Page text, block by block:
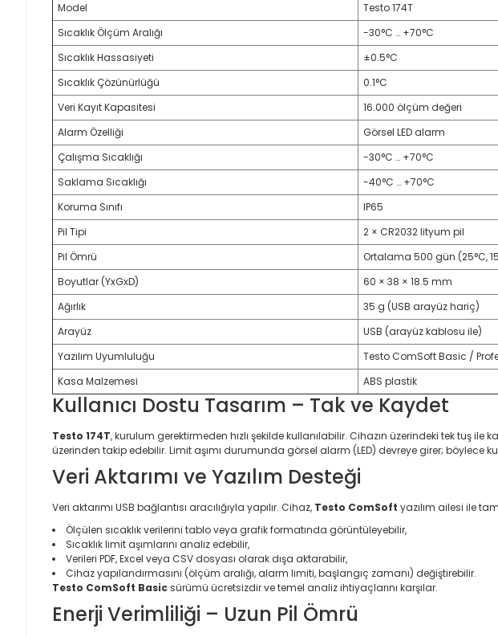
Model
Testo 174T
Sıcaklık Ölçüm Aralığı
-30°C … +70°C
Sıcaklık Hassasiyeti
±0.5°C
Sıcaklık Çözünürlüğü
0.1°C
Veri Kayıt Kapasitesi
16.000 ölçüm değeri
Alarm Özelliği
Görsel LED alarm
Çalışma Sıcaklığı
-30°C … +70°C
Saklama Sıcaklığı
-40°C … +70°C
Koruma Sınıfı
IP65
Pil Tipi
2 × CR2032 lityum pil
Pil Ömrü
Ortalama 500 gün (25°C,
Boyutlar (YxGxD)
60 × 38 × 18.5 mm
Ağırlık
35 g (USB arayüz hariç)
Arayüz
USB (arayüz kablosu ile)
Yazılım Uyumluluğu
Testo ComSoft Basic /
Kasa Malzemesi
ABS plastik
Kullanıcı Dostu Tasarım – Tak ve Kaydet
Testo 174T, kurulum gerektirmeden hızlı şekilde kullanılabilir. Cihazın üzerindeki tek tuş
üzerinden takip edebilir. Limit aşımı durumunda görsel alarm (LED) devreye girer; böylece
Veri Aktarımı ve Yazılım Desteği
Veri aktarımı USB bağlantısı aracılığıyla yapılır. Cihaz, Testo ComSoft yazılım ailesi ile
Ölçülen sıcaklık verilerini tablo veya grafik formatında görüntüleyebilir,
Sıcaklık limit aşımlarını analiz edebilir,
Verileri PDF, Excel veya CSV dosyası olarak dışa aktarabilir,
Cihaz yapılandırmasını (ölçüm aralığı, alarm limiti, başlangıç zamanı) değiştirebilir.
Testo ComSoft Basicsürümü ücretsizdir ve temel analiz ihtiyaçlarını karşılar.
Enerji Verimliliği – Uzun Pil Ömrü